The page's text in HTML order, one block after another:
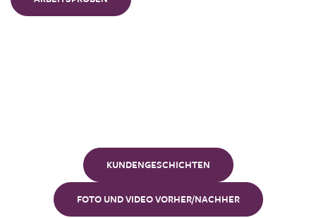
KUNDENGESCHICHTEN
FOTO UND VIDEO VORHER/NACHHER